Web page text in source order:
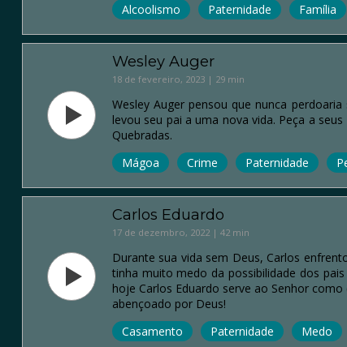
Alcoolismo
Paternidade Família
Wesley Auger
18 de fevereiro, 2023 | 29 min
Wesley Auger pensou que nunca
levou seu pai a uma nova vida. Peça a
Quebradas.
Mágoa
Crime Paternidade
Carlos Eduardo
17 de dezembro, 2022 | 42 min
Durante sua vida sem Deus, Carlos
tinha muito medo da possibilidade dos
hoje Carlos Eduardo serve ao Senhor
abençoado por Deus!
Casamento
Paternidade Medo